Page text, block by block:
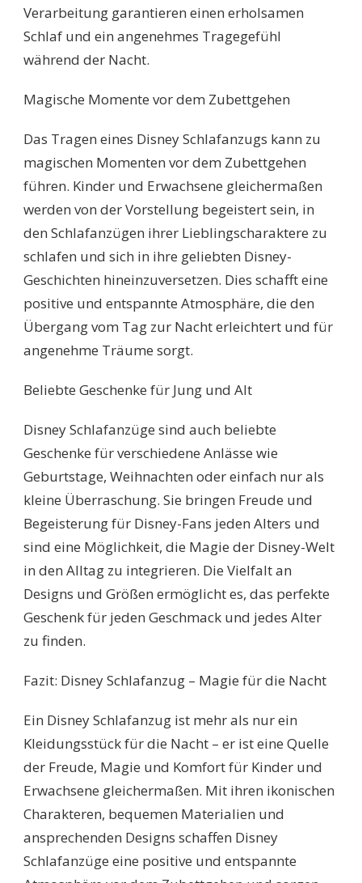
Verarbeitung garantieren einen erholsamen
Schlaf und ein angenehmes Tragegefühl
während der Nacht.
Magische Momente vor dem Zubettgehen
Das Tragen eines Disney Schlafanzugs kann zu
magischen Momenten vor dem Zubettgehen
führen. Kinder und Erwachsene gleichermaßen
werden von der Vorstellung begeistert sein, in
den Schlafanzügen ihrer Lieblingscharaktere zu
schlafen und sich in ihre geliebten Disney-
Geschichten hineinzuversetzen. Dies schafft eine
positive und entspannte Atmosphäre, die den
Übergang vom Tag zur Nacht erleichtert und für
angenehme Träume sorgt.
Beliebte Geschenke für Jung und Alt
Disney Schlafanzüge sind auch beliebte
Geschenke für verschiedene Anlässe wie
Geburtstage, Weihnachten oder einfach nur als
kleine Überraschung. Sie bringen Freude und
Begeisterung für Disney-Fans jeden Alters und
sind eine Möglichkeit, die Magie der Disney-Welt
in den Alltag zu integrieren. Die Vielfalt an
Designs und Größen ermöglicht es, das perfekte
Geschenk für jeden Geschmack und jedes Alter
zu finden.
Fazit: Disney Schlafanzug – Magie für die Nacht
Ein Disney Schlafanzug ist mehr als nur ein
Kleidungsstück für die Nacht – er ist eine Quelle
der Freude, Magie und Komfort für Kinder und
Erwachsene gleichermaßen. Mit ihren ikonischen
Charakteren, bequemen Materialien und
ansprechenden Designs schaffen Disney
Schlafanzüge eine positive und entspannte